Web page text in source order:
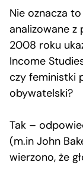
Nie oznacza
analizowane
2008 roku
Income
czy feministki
obywatelski?
Tak –
(m.in John
wierzono, że